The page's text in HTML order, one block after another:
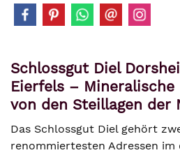
Schlossgut Diel
Eierfels – Mineralische
von den Steillagen der
Das Schlossgut Diel gehört
renommiertesten Adressen im